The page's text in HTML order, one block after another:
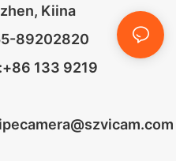
Kiina
89202820
133 9219